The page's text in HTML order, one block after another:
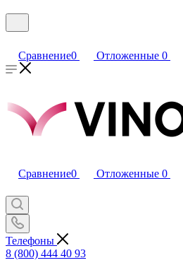
Сравнение0 Отложенные 0
Сравнение0 Отложенные 0
Телефоны
8 (800) 444 40 93